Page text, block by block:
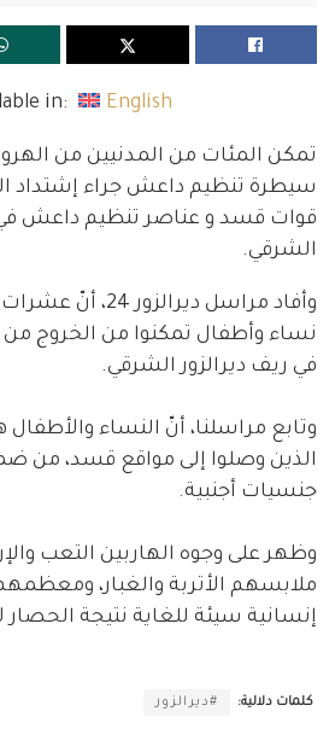
in: English
تمكن المئات من المدنيين من
سيطرة تنظيم داعش جراء إشتداد
قوات قسد و عناصر تنظيم داعش في
الشرقي.
وأفاد مراسل
نساء وأطفال تمكنوا من الخروج
في ريف ديرالزور الشرقي.
وتابع مراسلنا، أنّ النساء والأطفال
الذين وصلوا إلى مواقع قسد، من
جنسيات أجنبية.
وظهر على وجوه الهاربين التعب
ملابسهم الأتربة والغبار،
إنسانية سيئة للغاية نتيجة
كلمات دلالية: #ديرالزور